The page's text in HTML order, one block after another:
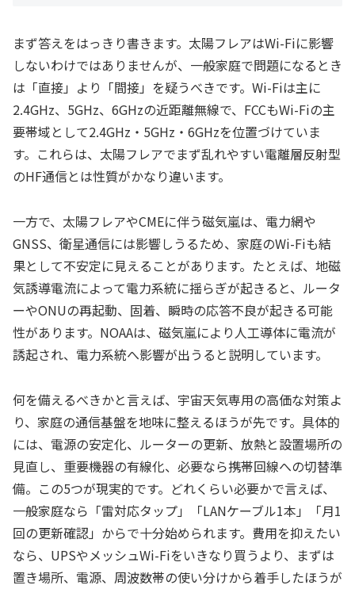
まず答えをはっきり書きます。太陽フレアはWi-Fiに影響
しないわけではありませんが、一般家庭で問題になるとき
は「直接」より「間接」を疑うべきです。Wi-Fiは主に
2.4GHz、5GHz、6GHzの近距離無線で、FCCもWi-Fiの主
要帯域として2.4GHz・5GHz・6GHzを位置づけていま
す。これらは、太陽フレアでまず乱れやすい電離層反射型
のHF通信とは性質がかなり違います。
一方で、太陽フレアやCMEに伴う磁気嵐は、電力網や
GNSS、衛星通信には影響しうるため、家庭のWi-Fiも結
果として不安定に見えることがあります。たとえば、地磁
気誘導電流によって電力系統に揺らぎが起きると、ルータ
ーやONUの再起動、固着、瞬時の応答不良が起きる可能
性があります。NOAAは、磁気嵐により人工導体に電流が
誘起され、電力系統へ影響が出うると説明しています。
何を備えるべきかと言えば、宇宙天気専用の高価な対策よ
り、家庭の通信基盤を地味に整えるほうが先です。具体的
には、電源の安定化、ルーターの更新、放熱と設置場所の
見直し、重要機器の有線化、必要なら携帯回線への切替準
備。この5つが現実的です。どれくらい必要かで言えば、
一般家庭なら「雷対応タップ」「LANケーブル1本」「月1
回の更新確認」からで十分始められます。費用を抑えたい
なら、UPSやメッシュWi-Fiをいきなり買うより、まずは
置き場所、電源、周波数帯の使い分けから着手したほうが